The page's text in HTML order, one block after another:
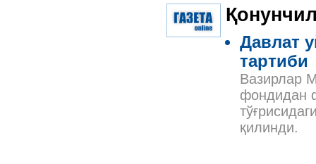
Давлат
тартиби
Вазирлар
фондидан
қилинди.